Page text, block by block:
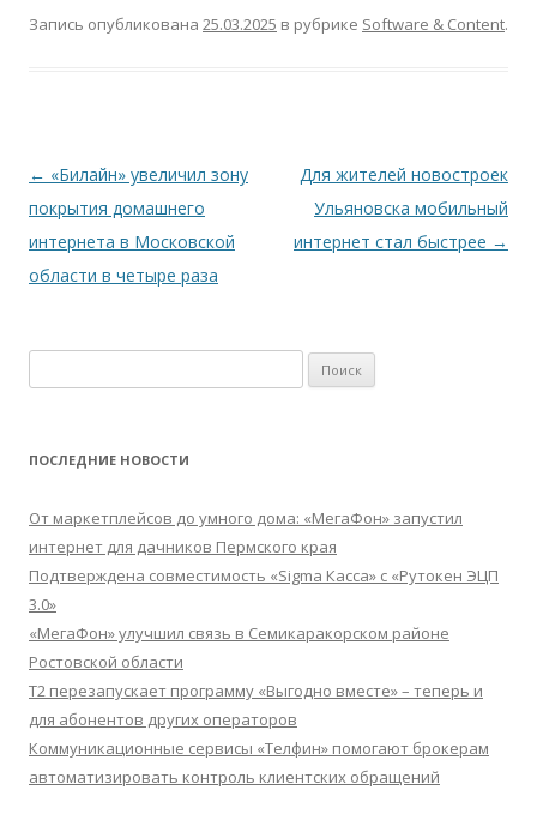
Запись опубликована 25.03.2025 в рубрике Software & Content.
Навигация
по
записям
← «Билайн» увеличил зону
покрытия домашнего
интернета в Московской
области в четыре раза
Для жителей новостроек
Ульяновска мобильный
интернет стал быстрее →
ПОСЛЕДНИЕ НОВОСТИ
От маркетплейсов до умного дома: «МегаФон» запустил
интернет для дачников Пермского края
Подтверждена совместимость «Sigma Касса» с «Рутокен ЭЦП
3.0»
«МегаФон» улучшил связь в Семикаракорском районе
Ростовской области
Т2 перезапускает программу «Выгодно вместе» – теперь и
для абонентов других операторов
Коммуникационные сервисы «Телфин» помогают брокерам
автоматизировать контроль клиентских обращений